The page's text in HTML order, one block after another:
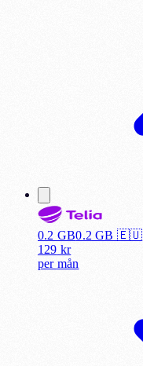
0.2 GB0.2 GB 🇪🇺
129 kr
per mån